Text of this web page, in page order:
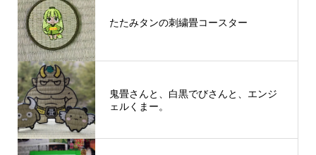
たたみタンの刺繍畳コースター
鬼畳さんと、白黒でびさんと、エンジ
ェルくまー。